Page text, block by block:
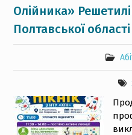
Олійника»
Полтавської області